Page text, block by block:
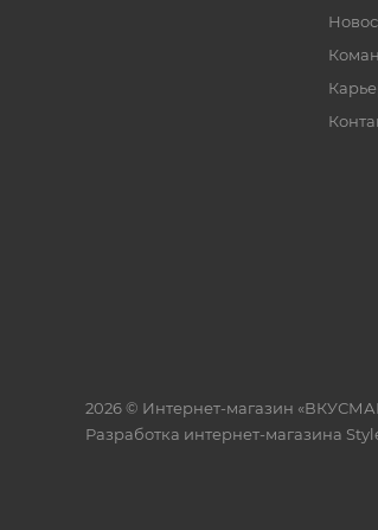
2026 © Интернет-магазин
Разработка интернет-магазина